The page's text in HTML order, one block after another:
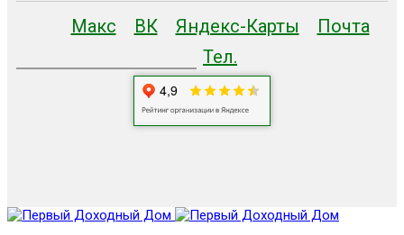
Макс ВК Яндекс-Карты
Почта
Тел.